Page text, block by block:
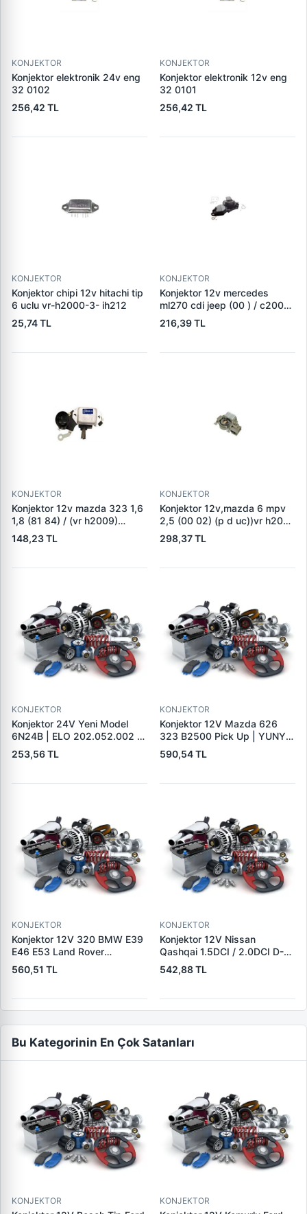
KONJEKTOR
Konjektor elektronik 24v eng
32 0102
256,42 TL
KONJEKTOR
Konjektor elektronik 12v eng
32 0101
256,42 TL
KONJEKTOR
Konjektor chipi 12v hitachi tip
6 uclu vr-h2000-3- ih212
25,74 TL
KONJEKTOR
Konjektor 12v mercedes
ml270 cdi jeep (00 ) / c200
c220cdi (su sogutmali alt,)
(vr b257) 235528
216,39 TL
KONJEKTOR
Konjektor 12v mazda 323 1,6
1,8 (81 84) / (vr h2009)
a001t33076
148,23 TL
KONJEKTOR
Konjektor 12v,mazda 6 mpv
2,5 (00 02) (p d uc))vr h2009
100 a866x46572
gy0118w70
298,37 TL
KONJEKTOR
Konjektor 24V Yeni Model
6N24B | ELO 202.052.002 |
OEM 9190110032
9190331303 CRE30104AS
CQ1010539 VRF110A
253,56 TL
KONJEKTOR
Konjektor 12V Mazda 626
323 B2500 Pick Up | YUNYI
06-050 | OEM 23127VB310
231150V010
590,54 TL
KONJEKTOR
Konjektor 12V 320 BMW E39
E46 E53 Land Rover
Freelander 2.0 TD4 | YUNYI
08-033 | OEM 12317501749
560,51 TL
KONJEKTOR
Konjektor 12V Nissan
Qashqai 1.5DCI / 2.0DCI D-S-
L Uc Nissan 10-Trail
2.0DCI/Renault Koleos Jeep
OEM 23215BC40A
23215JG71A
542,88 TL
Bu Kategorinin En Çok Satanları
KONJEKTOR KONJEKTOR